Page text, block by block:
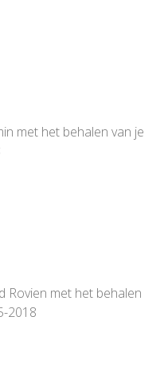
met het behalen van je
Rovien met het behalen
2018